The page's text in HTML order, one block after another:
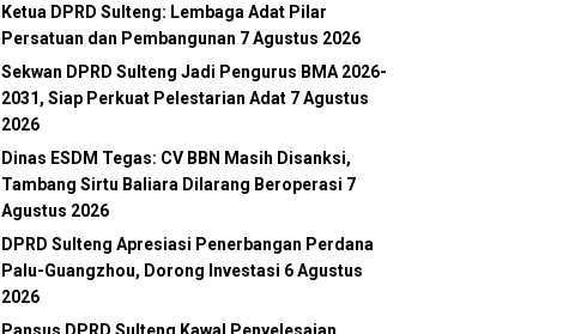
Ketua DPRD Sulteng: Lembaga Adat Pilar
Persatuan dan Pembangunan 7 Agustus 2026
Sekwan DPRD Sulteng Jadi Pengurus BMA 2026-
2031, Siap Perkuat Pelestarian Adat 7 Agustus
2026
Dinas ESDM Tegas: CV BBN Masih Disanksi,
Tambang Sirtu Baliara Dilarang Beroperasi 7
Agustus 2026
DPRD Sulteng Apresiasi Penerbangan Perdana
Palu-Guangzhou, Dorong Investasi 6 Agustus
2026